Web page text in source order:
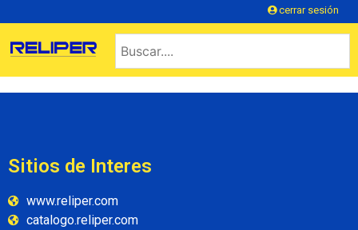
cerrar sesión
Sitios de Interes
www.reliper.com
catalogo.reliper.com